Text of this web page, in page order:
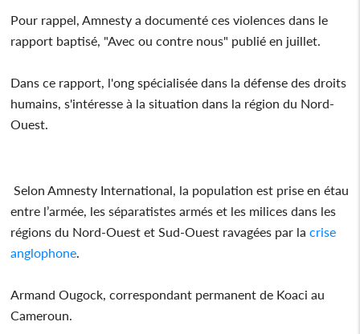
Pour rappel, Amnesty a documenté ces violences dans le
rapport baptisé, "Avec ou contre nous" publié en juillet.
Dans ce rapport, l'ong spécialisée dans la défense des droits
humains, s'intéresse à la situation dans la région du Nord-
Ouest.
Selon Amnesty International, la population est prise en étau
entre l’armée, les séparatistes armés et les milices dans les
régions du Nord-Ouest et Sud-Ouest ravagées par la crise
anglophone
Armand Ougock, correspondant permanent de Koaci au
Cameroun.